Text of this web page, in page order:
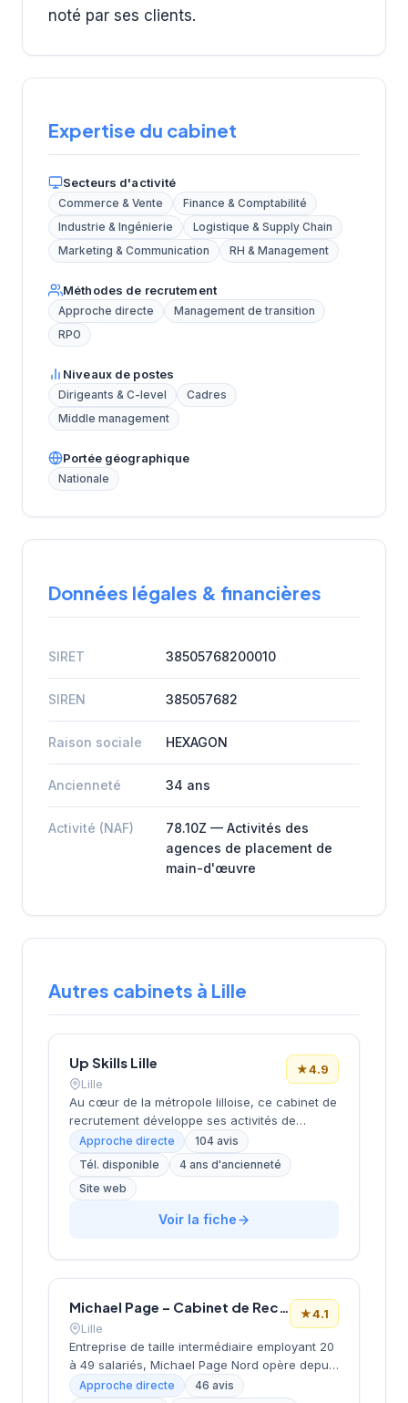
noté par ses clients.
Expertise du cabinet
Secteurs d'activité
Commerce & Vente
Finance & Comptabilité
Industrie & Ingénierie
Logistique & Supply Chain
Marketing & Communication
RH & Management
Méthodes de recrutement
Approche directe
Management de transition
RPO
Niveaux de postes
Dirigeants & C-level
Cadres
Middle management
Portée géographique
Nationale
Données légales & financières
SIRET 38505768200010
SIREN 385057682
Raison sociale HEXAGON
Ancienneté 34 ans
Activité (NAF)
78.10Z — Activités des
agences de placement de
main-d'œuvre
Autres cabinets à Lille
Up Skills Lille
Lille
★4.9
Au cœur de la métropole lilloise, ce cabinet de
recrutement développe ses activités de
placement et de conseil RH depuis son
implantation boulevard Louis XIV. La structure
bénéficie d'une excellente réputation locale,
attestée par une note de 4,9/5 sur plus de 100
avis clients. Intégrée au réseau Actual Group,
elle mobilise l'expertise collective du réseau
ressources nationales constitue un atout
distinctif pour accompagner les entreprises
régionales dans leurs recrutements.
Approche directe
104 avis
Tél. disponible
4 ans d'ancienneté
Site web
Voir la fiche
Michael Page – Cabinet de Recrutement Lille
Lille
★4.1
Entreprise de taille intermédiaire employant 20
à 49 salariés, Michael Page Nord opère depuis
la place du Général de Gaulle à Lille depuis
Approche directe 46 avis